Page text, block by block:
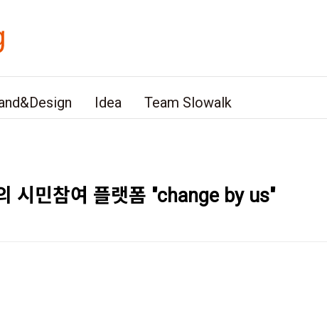
Idea Team Slowalk
시민참여 플랫폼 "change by us"